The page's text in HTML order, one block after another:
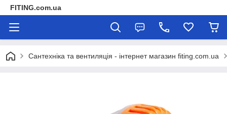
FITING.com.ua
Сантехніка та вентиляція - інтернет магазин fiting.com.ua